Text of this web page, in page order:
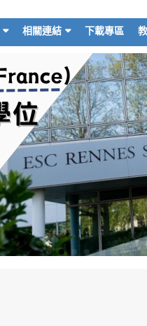
相關連結 下載專區